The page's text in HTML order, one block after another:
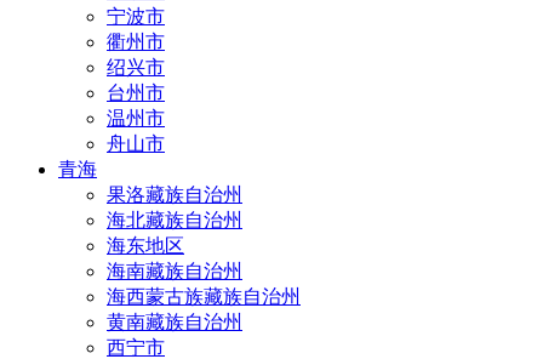
宁波市
衢州市
绍兴市
台州市
温州市
舟山市
青海
果洛藏族自治州
海北藏族自治州
海东地区
海南藏族自治州
海西蒙古族藏族自治州
黄南藏族自治州
西宁市